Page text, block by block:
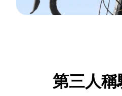
第三人稱